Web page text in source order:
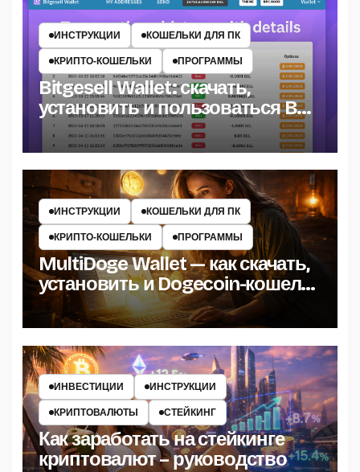
ИНСТРУКЦИИ
КОШЕЛЬКИ ДЛЯ ПК
КРИПТО‑КОШЕЛЬКИ
ПРОГРАММЫ
Bitgesell Wallet: скачать,
установить и пользоваться BGL
кошельком
ИНСТРУКЦИИ
КОШЕЛЬКИ ДЛЯ ПК
КРИПТО‑КОШЕЛЬКИ
ПРОГРАММЫ
MultiDoge Wallet — как скачать,
установить и Dogecoin-кошелёк
на Windows
ИНВЕСТИЦИИ
ИНСТРУКЦИИ
КРИПТОВАЛЮТЫ
СТЕЙКИНГ
Как заработать на стейкинге
криптовалют – руководство